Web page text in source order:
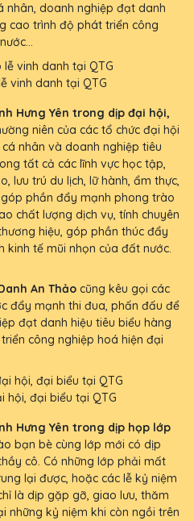
nhân, doanh nghiệp đạt danh
cao trình độ phát triển công
vinh danh tại QTG
Hưng Yên trong dịp đại hội,
niên của các tổ chức đại hội
nhân và doanh nghiệp tiêu
tất cả các lĩnh vực học tập,
lưu trú du lịch, lữ hành, ẩm thực,
phần đẩy mạnh phong trào
chất lượng dịch vụ, tính chuyên
hiệu, góp phần thúc đẩy
kinh tế mũi nhọn của đất nước.
An Thảo cũng kêu gọi các
đẩy mạnh thi đua, phấn đấu để
đạt danh hiệu tiêu biểu hàng
công nghiệp hoá hiện đại
hội, đại biểu tại QTG
Hưng Yên trong dịp họp lớp
bạn bè cùng lớp mới có dịp
cô. Có những lớp phải mất
lại được, hoặc các lễ kỷ niệm
là dịp gặp gỡ, giao lưu, thăm
những kỷ niệm khi còn ngồi trên